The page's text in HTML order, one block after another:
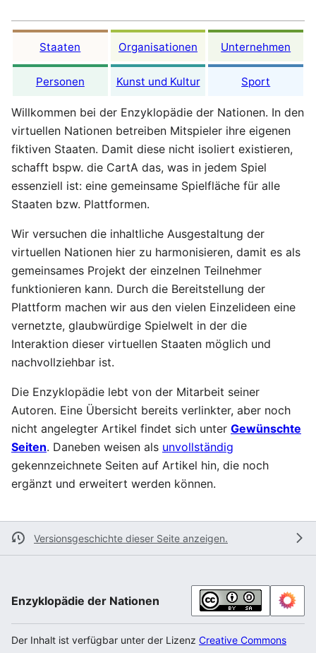
Staaten Organisationen Unternehmen
Personen Kunst und Kultur Sport
Willkommen bei der Enzyklopädie der Nationen. In den
virtuellen Nationen betreiben Mitspieler ihre eigenen
fiktiven Staaten. Damit diese nicht isoliert existieren,
schafft bspw. die CartA das, was in jedem Spiel
essenziell ist: eine gemeinsame Spielfläche für alle
Staaten bzw. Plattformen.
Wir versuchen die inhaltliche Ausgestaltung der
virtuellen Nationen hier zu harmonisieren, damit es als
gemeinsames Projekt der einzelnen Teilnehmer
funktionieren kann. Durch die Bereitstellung der
Plattform machen wir aus den vielen Einzelideen eine
vernetzte, glaubwürdige Spielwelt in der die
Interaktion dieser virtuellen Staaten möglich und
nachvollziehbar ist.
Die Enzyklopädie lebt von der Mitarbeit seiner
Autoren. Eine Übersicht bereits verlinkter, aber noch
nicht angelegter Artikel findet sich unter Gewünschte
Seiten. Daneben weisen als unvollständig
gekennzeichnete Seiten auf Artikel hin, die noch
ergänzt und erweitert werden können.
Versionsgeschichte dieser Seite anzeigen.
Enzyklopädie der Nationen
Der Inhalt ist verfügbar unter der Lizenz Creative Commons